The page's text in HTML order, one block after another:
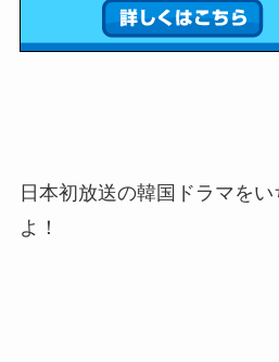
日本初放送の韓国ドラマを
よ！